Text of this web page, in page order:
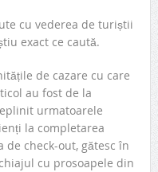
cu vederea de turiștii
exact ce caută.
de cazare cu care
au fost de la
urmatoarele
la completarea
de check-out, gătesc în
cu prosoapele din